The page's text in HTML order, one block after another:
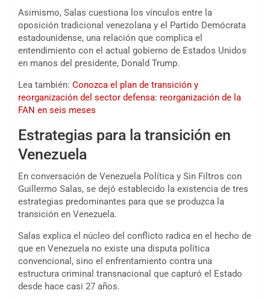
Asimismo, Salas cuestiona los vínculos entre la
oposición tradicional venezolana y el Partido Demócrata
estadounidense, una relación que complica el
entendimiento con el actual gobierno de Estados Unidos
en manos del presidente, Donald Trump.
Lea también: Conozca el plan de transición y
reorganización del sector defensa: reorganización de la
FAN en seis meses
Estrategias para la transición en
Venezuela
En conversación de Venezuela Política y Sin Filtros con
Guillermo Salas, se dejó establecido la existencia de tres
estrategias predominantes para que se produzca la
transición en Venezuela.
Salas explica el núcleo del conflicto radica en el hecho de
que en Venezuela no existe una disputa política
convencional, sino el enfrentamiento contra una
estructura criminal transnacional que capturó el Estado
desde hace casi 27 años.